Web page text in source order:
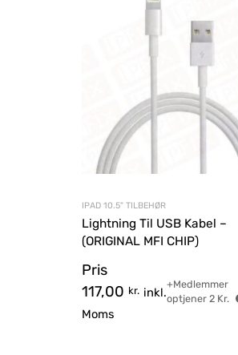
IPAD 10.5" TILBEHØR
Lightning Til USB Kabel –
(ORIGINAL MFI CHIP)
Pris
117,00 kr. inkl.
Moms
+Medlemmer
optjener2 Kr.